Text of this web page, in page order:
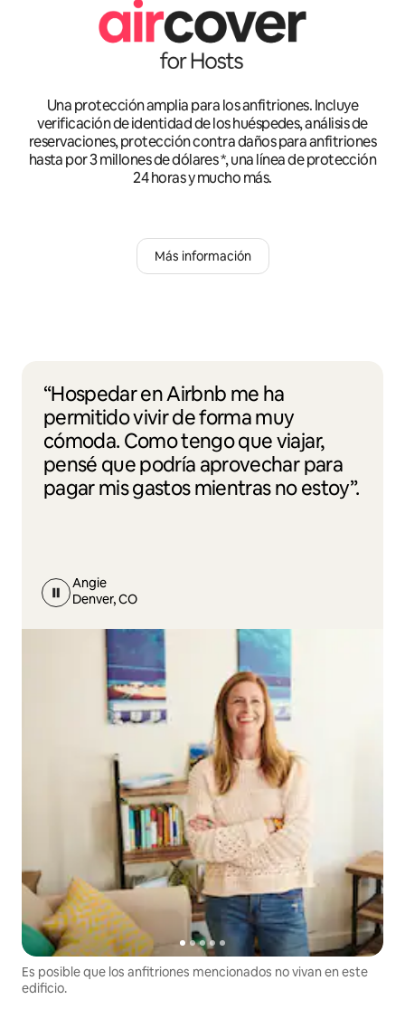
Una protección amplia para los anfitriones. Incluye
verificación de identidad de los huéspedes, análisis de
reservaciones, protección contra daños para anfitriones
hasta por 3 millones de dólares *, una línea de protección
24 horas y mucho más.
Más información
“Hospedar en Airbnb me ha
permitido vivir de forma muy
cómoda. Como tengo que viajar,
pensé que podría aprovechar para
pagar mis gastos mientras no estoy”.
Angie
Denver, CO
Es posible que los anfitriones mencionados no vivan en este
edificio.